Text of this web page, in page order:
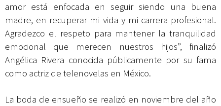
amor está enfocada en seguir siendo una buena
madre, en recuperar mi vida y mi carrera profesional.
Agradezco el respeto para mantener la tranquilidad
emocional que merecen nuestros hijos”, finalizó
Angélica Rivera conocida públicamente por su fama
como actriz de telenovelas en México.
La boda de ensueño se realizó en noviembre del año